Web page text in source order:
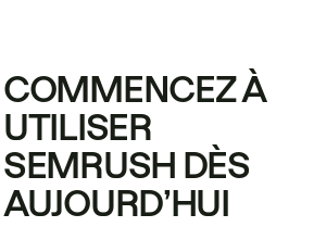
COMMENCEZ À
UTILISER
SEMRUSH DÈS
AUJOURD’HUI